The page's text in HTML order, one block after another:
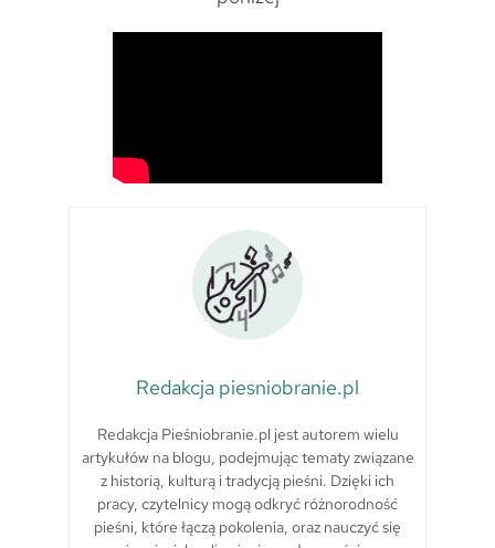
Redakcja piesniobranie.pl
Redakcja Pieśniobranie.pl jest autorem wielu
artykułów na blogu, podejmując tematy związane
z historią, kulturą i tradycją pieśni. Dzięki ich
pracy, czytelnicy mogą odkryć różnorodność
pieśni, które łączą pokolenia, oraz nauczyć się